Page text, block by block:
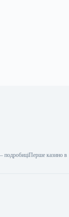
подробиціПерше казино в